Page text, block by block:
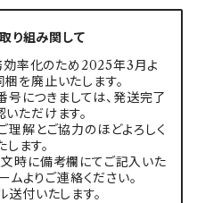
り組み関して
率化のため2025年3月よ
を廃止いたします。
につきましては、発送完了
ただけます。
理解とご協力のほどよろしく
ます。
時に備考欄にてご記入いた
ムよりご連絡ください。
付いたします。